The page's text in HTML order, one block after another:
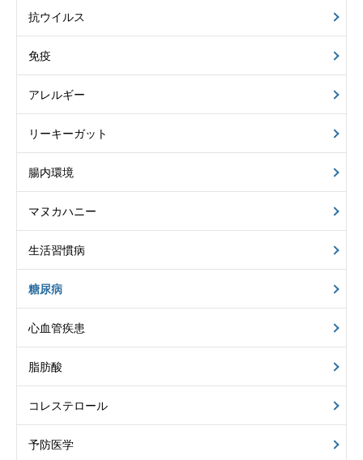
抗ウイルス
免疫
アレルギー
リーキーガット
腸内環境
マヌカハニー
生活習慣病
糖尿病
心血管疾患
脂肪酸
コレステロール
予防医学